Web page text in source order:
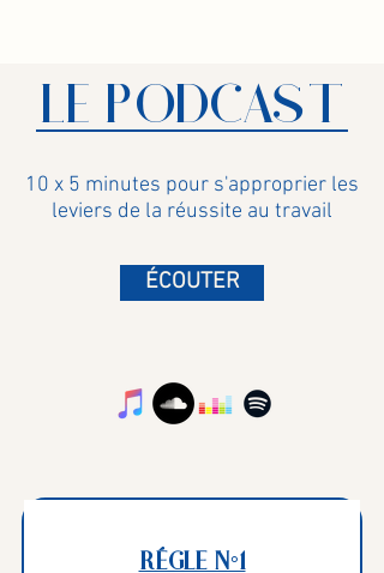
LE PODCAST
10 x 5 minutes pour s'approprier les
leviers de la réussite au travail
ÉCOUTER
RÉGLE N°1